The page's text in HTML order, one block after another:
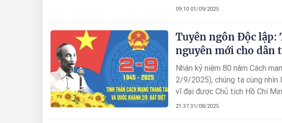
của Dân tộc và sự tiến bộ của
09:10 01/09/2025
Tuyên ngôn Độc lập:
nguyên mới cho dân
Nhân kỷ niệm 80 năm Cách
2/9/2025), chúng ta cùng nhìn
vĩ đại được Chủ tịch Hồ Chí
2/9/1945.
21:37 31/08/2025